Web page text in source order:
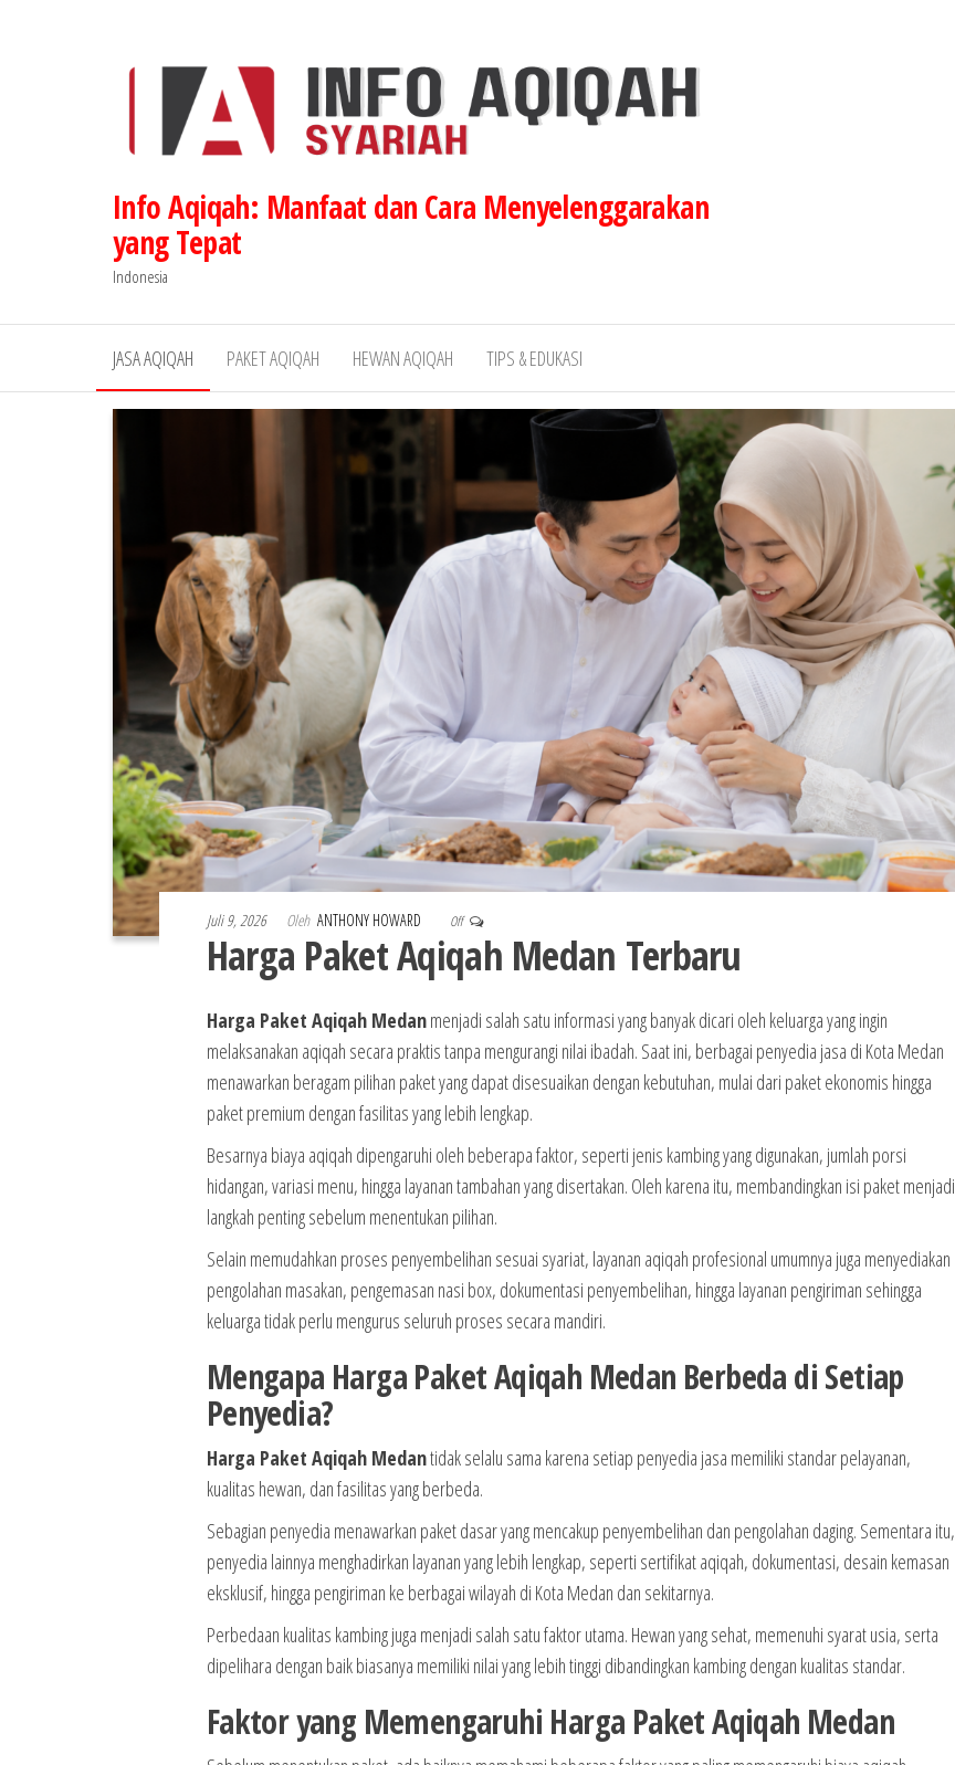
Info Aqiqah: Manfaat dan Cara Menyelenggarakan
yang Tepat
Indonesia
JASA AQIQAH PAKET AQIQAH HEWAN AQIQAH TIPS & EDUKASI
Juli 9, 2026 Oleh ANTHONY HOWARD Off
Harga Paket Aqiqah Medan Terbaru
Harga Paket Aqiqah Medanmenjadi salah satu informasi yang banyak dicari oleh keluarga yang ingin
melaksanakan aqiqah secara praktis tanpa mengurangi nilai ibadah. Saat ini, berbagai penyedia jasa di Kota Medan
menawarkan beragam pilihan paket yang dapat disesuaikan dengan kebutuhan, mulai dari paket ekonomis hingga
paket premium dengan fasilitas yang lebih lengkap.
Besarnya biaya aqiqah dipengaruhi oleh beberapa faktor, seperti jenis kambing yang digunakan, jumlah porsi
hidangan, variasi menu, hingga layanan tambahan yang disertakan. Oleh karena itu, membandingkan isi paket menjadi
langkah penting sebelum menentukan pilihan.
Selain memudahkan proses penyembelihan sesuai syariat, layanan aqiqah profesional umumnya juga menyediakan
pengolahan masakan, pengemasan nasi box, dokumentasi penyembelihan, hingga layanan pengiriman sehingga
keluarga tidak perlu mengurus seluruh proses secara mandiri.
Mengapa Harga Paket Aqiqah Medan Berbeda di Setiap
Penyedia?
Harga Paket Aqiqah Medantidak selalu sama karena setiap penyedia jasa memiliki standar pelayanan,
kualitas hewan, dan fasilitas yang berbeda.
Sebagian penyedia menawarkan paket dasar yang mencakup penyembelihan dan pengolahan daging. Sementara itu,
penyedia lainnya menghadirkan layanan yang lebih lengkap, seperti sertifikat aqiqah, dokumentasi, desain kemasan
eksklusif, hingga pengiriman ke berbagai wilayah di Kota Medan dan sekitarnya.
Perbedaan kualitas kambing juga menjadi salah satu faktor utama. Hewan yang sehat, memenuhi syarat usia, serta
dipelihara dengan baik biasanya memiliki nilai yang lebih tinggi dibandingkan kambing dengan kualitas standar.
Faktor yang Memengaruhi Harga Paket Aqiqah Medan